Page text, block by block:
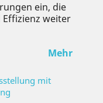
ein, die
Effizienz weiter
Mehr
mit